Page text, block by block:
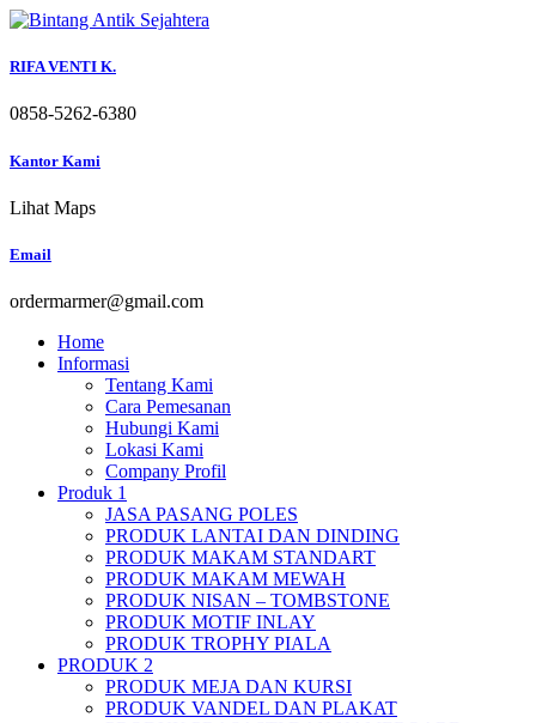
Skip
content
RIFA VENTI K.
0858-5262-6380
Kantor Kami
Lihat Maps
Email
ordermarmer@gmail.com
Home
Informasi
Tentang Kami
Cara Pemesanan
Hubungi Kami
Lokasi Kami
Company Profil
Produk 1
JASA PASANG POLES
PRODUK LANTAI DAN DINDING
PRODUK MAKAM STANDART
PRODUK MAKAM MEWAH
PRODUK NISAN – TOMBSTONE
PRODUK MOTIF INLAY
PRODUK TROPHY PIALA
PRODUK 2
PRODUK MEJA DAN KURSI
PRODUK VANDEL DAN PLAKAT